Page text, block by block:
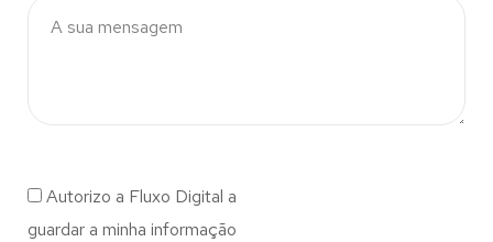
Autorizo a Fluxo Digital a
guardar a minha informação